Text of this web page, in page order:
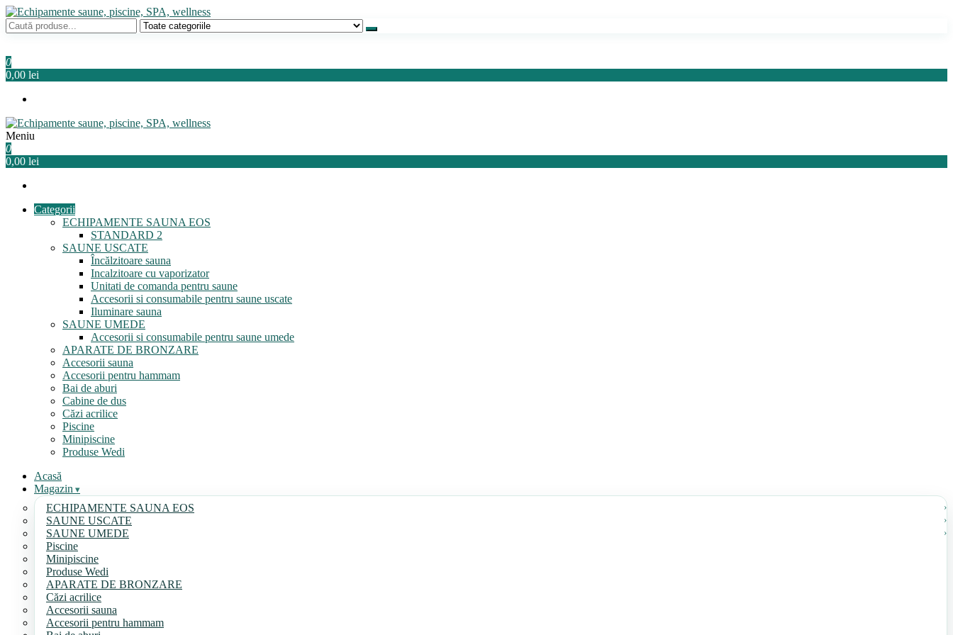
Sari
la
conținut
Echipamente saune, piscine, SPA, wellness
Relaxeaza-te!
0
0,00 lei
Echipamente saune, piscine, SPA, wellness
Relaxeaza-te!
Meniu
0
0,00 lei
Categorii
ECHIPAMENTE SAUNA EOS
STANDARD 2
SAUNE USCATE
Încălzitoare sauna
Incalzitoare cu vaporizator
Unitati de comanda pentru saune
Accesorii si consumabile pentru saune uscate
Iluminare sauna
SAUNE UMEDE
Accesorii si consumabile pentru saune umede
APARATE DE BRONZARE
Accesorii sauna
Accesorii pentru hammam
Bai de aburi
Cabine de dus
Căzi acrilice
Piscine
Minipiscine
Produse Wedi
Acasă
Magazin
ECHIPAMENTE SAUNA EOS
SAUNE USCATE
SAUNE UMEDE
Piscine
Minipiscine
Produse Wedi
APARATE DE BRONZARE
Căzi acrilice
Accesorii sauna
Accesorii pentru hammam